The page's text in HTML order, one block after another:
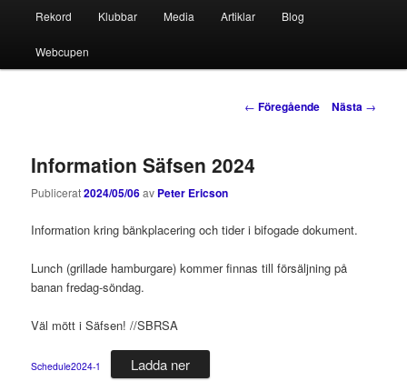
till
primärt
till
sekundärt
Rekord Klubbar Media Artiklar Blog
Webcupen
Inläggsnavigering
← Föregående Nästa →
Information Säfsen 2024
Publicerat2024/05/06av Peter Ericson
Information kring bänkplacering och tider i bifogade dokument.
Lunch (grillade hamburgare) kommer finnas till försäljning på
banan fredag-söndag.
Väl mött i Säfsen! //SBRSA
Schedule2024-1 Ladda ner